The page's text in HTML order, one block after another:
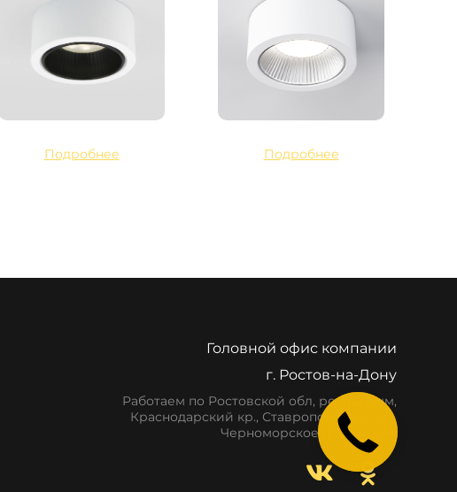
Подробнее Подробнее
Головной офис компании
г. Ростов-на-Дону
Работаем по Ростовской обл, респ. Крым,
Краснодарский кр., Ставропольский кр.,
Черноморское побережье